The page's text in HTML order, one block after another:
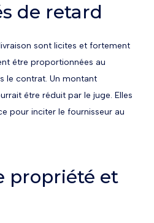
de retard
sont licites et fortement
être proportionnées au
le contrat. Un montant
être réduit par le juge. Elles
pour inciter le fournisseur au
propriété et